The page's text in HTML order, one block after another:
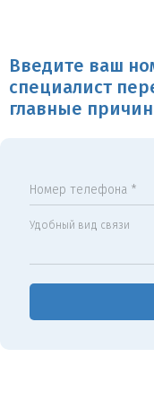
Введите ваш
специалист
главные
Номер телефона *
Удобный вид связи